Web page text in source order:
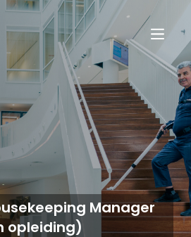
Manager
opleiding)